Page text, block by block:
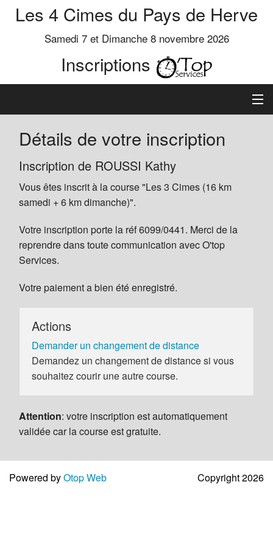
Les 4 Cimes du Pays de Herve
Samedi 7 et Dimanche 8 novembre 2026
Inscriptions
Inscription
Préinscrits
Informations
Détails de votre inscription
Inscription de ROUSSI Kathy
Vous êtes inscrit à la course "Les 3 Cimes (16 km
samedi + 6 km dimanche)".
Votre inscription porte la réf 6099/0441. Merci de la
reprendre dans toute communication avec O'top
Services.
Votre paiement a bien été enregistré.
Actions
Demander un changement de distance
Demandez un changement de distance si vous
souhaitez courir une autre course.
Attention: votre inscription est automatiquement
validée car la course est gratuite.
Powered byOtop Web Copyright 2026